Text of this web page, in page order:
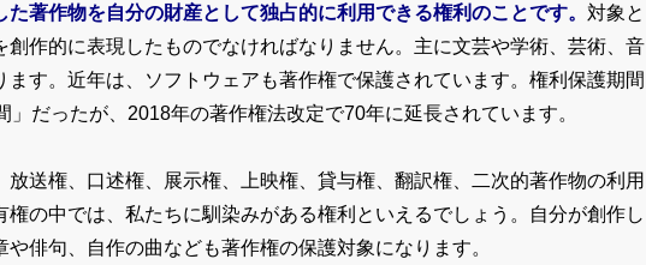
著作物を自分の財産として独占的に利用できる権利のことです。 対象と
創作的に表現したものでなければなりません。主に文芸や学術、芸術、音
す。近年は、ソフトウェアも著作権で保護されています。権利保護期間
」だったが、2018年の著作権法改定で70年に延長されています。
送権、口述権、展示権、上映権、貸与権、翻訳権、二次的著作物の利用
の中では、私たちに馴染みがある権利といえるでしょう。自分が創作し
俳句、自作の曲なども著作権の保護対象になります。